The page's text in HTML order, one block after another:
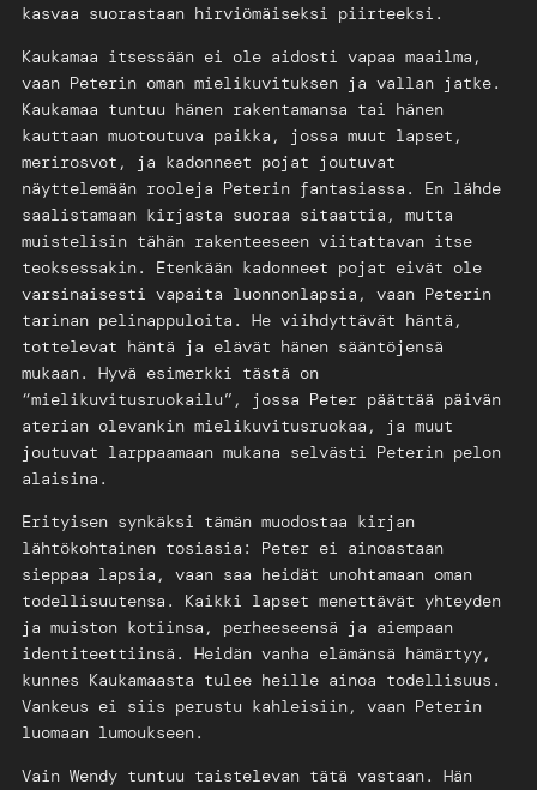
kasvaa suorastaan hirviömäiseksi piirteeksi.
Kaukamaa itsessään ei ole aidosti vapaa maailma,
vaan Peterin oman mielikuvituksen ja vallan jatke.
Kaukamaa tuntuu hänen rakentamansa tai hänen
kauttaan muotoutuva paikka, jossa muut lapset,
merirosvot, ja kadonneet pojat joutuvat
näyttelemään rooleja Peterin fantasiassa. En lähde
saalistamaan kirjasta suoraa sitaattia, mutta
muistelisin tähän rakenteeseen viitattavan itse
teoksessakin. Etenkään kadonneet pojat eivät ole
varsinaisesti vapaita luonnonlapsia, vaan Peterin
tarinan pelinappuloita. He viihdyttävät häntä,
tottelevat häntä ja elävät hänen sääntöjensä
mukaan. Hyvä esimerkki tästä on
“mielikuvitusruokailu”, jossa Peter päättää päivän
aterian olevankin mielikuvitusruokaa, ja muut
joutuvat larppaamaan mukana selvästi Peterin pelon
alaisina.
Erityisen synkäksi tämän muodostaa kirjan
lähtökohtainen tosiasia: Peter ei ainoastaan
sieppaa lapsia, vaan saa heidät unohtamaan oman
todellisuutensa. Kaikki lapset menettävät yhteyden
ja muiston kotiinsa, perheeseensä ja aiempaan
identiteettiinsä. Heidän vanha elämänsä hämärtyy,
kunnes Kaukamaasta tulee heille ainoa todellisuus.
Vankeus ei siis perustu kahleisiin, vaan Peterin
luomaan lumoukseen.
Vain Wendy tuntuu taistelevan tätä vastaan. Hän